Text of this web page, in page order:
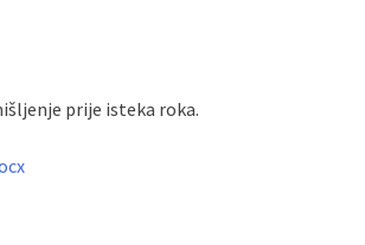
prije isteka roka.